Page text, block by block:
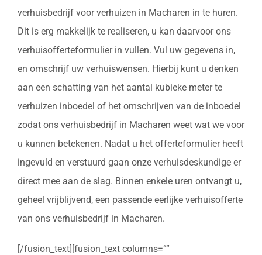
verhuisbedrijf voor verhuizen in Macharen in te huren.
Dit is erg makkelijk te realiseren, u kan daarvoor ons
verhuisofferteformulier in vullen. Vul uw gegevens in,
en omschrijf uw verhuiswensen. Hierbij kunt u denken
aan een schatting van het aantal kubieke meter te
verhuizen inboedel of het omschrijven van de inboedel
zodat ons verhuisbedrijf in Macharen weet wat we voor
u kunnen betekenen. Nadat u het offerteformulier heeft
ingevuld en verstuurd gaan onze verhuisdeskundige er
direct mee aan de slag. Binnen enkele uren ontvangt u,
geheel vrijblijvend, een passende eerlijke verhuisofferte
van ons verhuisbedrijf in Macharen.
[/fusion_text][fusion_text columns=””